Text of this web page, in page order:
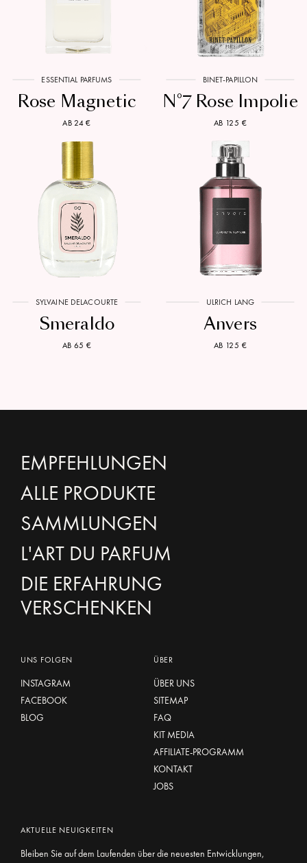
ESSENTIAL PARFUMS
Rose Magnetic
AB 24 €
BINET-PAPILLON
N°7 Rose Impolie
AB 125 €
SYLVAINE DELACOURTE
Smeraldo
AB 65 €
ULRICH LANG
Anvers
AB 125 €
EMPFEHLUNGEN
ALLE PRODUKTE
SAMMLUNGEN
L'ART DU PARFUM
DIE ERFAHRUNG
VERSCHENKEN
UNS FOLGEN
INSTAGRAM
FACEBOOK
BLOG
ÜBER
ÜBER UNS
SITEMAP
FAQ
KIT MEDIA
AFFILIATE-PROGRAMM
KONTAKT
JOBS
AKTUELLE NEUIGKEITEN
Bleiben Sie auf dem Laufenden über die neuesten Entwicklungen,